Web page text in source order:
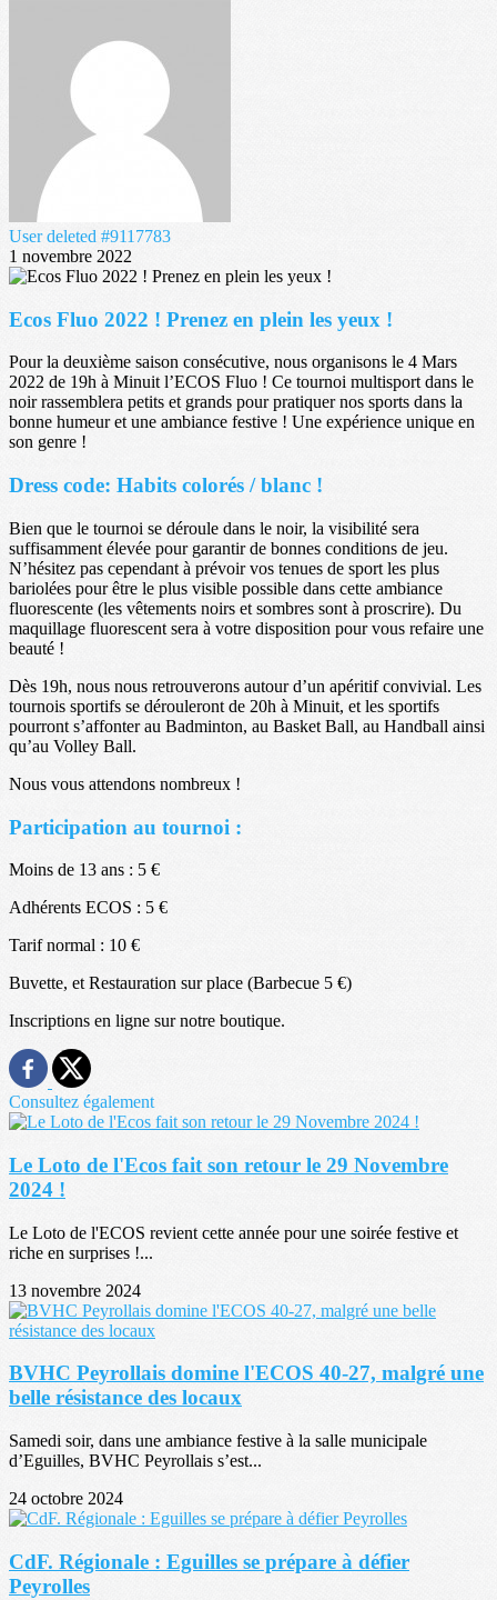
User deleted #9117783
1 novembre 2022
Ecos Fluo 2022 ! Prenez en plein les yeux !
Pour la deuxième saison consécutive, nous organisons le 4 Mars
2022 de 19h à Minuit l’ECOS Fluo ! Ce tournoi multisport dans le
noir rassemblera petits et grands pour pratiquer nos sports dans la
bonne humeur et une ambiance festive ! Une expérience unique en
son genre !
Dress code: Habits colorés / blanc !
Bien que le tournoi se déroule dans le noir, la visibilité sera
suffisamment élevée pour garantir de bonnes conditions de jeu.
N’hésitez pas cependant à prévoir vos tenues de sport les plus
bariolées pour être le plus visible possible dans cette ambiance
fluorescente (les vêtements noirs et sombres sont à proscrire). Du
maquillage fluorescent sera à votre disposition pour vous refaire une
beauté !
Dès 19h, nous nous retrouverons autour d’un apéritif convivial. Les
tournois sportifs se dérouleront de 20h à Minuit, et les sportifs
pourront s’affonter au Badminton, au Basket Ball, au Handball ainsi
qu’au Volley Ball.
Nous vous attendons nombreux !
Participation au tournoi :
Moins de 13 ans : 5 €
Adhérents ECOS : 5 €
Tarif normal : 10 €
Buvette, et Restauration sur place (Barbecue 5 €)
Inscriptions en ligne sur notre boutique.
Consultez également
Le Loto de l'Ecos fait son retour le 29 Novembre
2024 !
Le Loto de l'ECOS revient cette année pour une soirée festive et
riche en surprises !...
13 novembre 2024
BVHC Peyrollais domine l'ECOS 40-27, malgré une
belle résistance des locaux
Samedi soir, dans une ambiance festive à la salle municipale
d’Eguilles, BVHC Peyrollais s’est...
24 octobre 2024
CdF. Régionale : Eguilles se prépare à défier
Peyrolles